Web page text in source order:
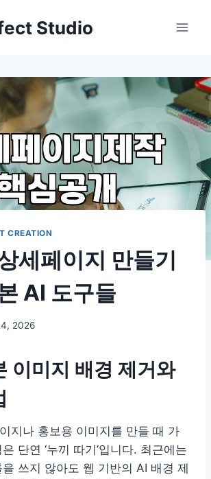
Studio
CREATION
세페이지 만들기
AI 도구들
2026
이미지 배경 제거와
지나 홍보용 이미지를 만들 때 가
단연 ‘누끼 따기’입니다. 최근에는
쓰지 않아도 웹 기반의 AI 배경 제